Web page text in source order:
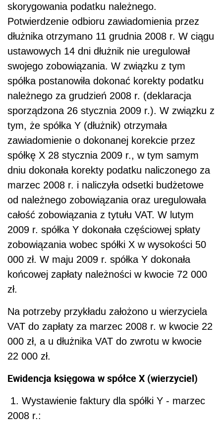
skorygowania podatku należnego.
Potwierdzenie odbioru zawiadomienia przez
dłużnika otrzymano 11 grudnia 2008 r. W ciągu
ustawowych 14 dni dłużnik nie uregulował
swojego zobowiązania. W związku z tym
spółka postanowiła dokonać korekty podatku
należnego za grudzień 2008 r. (deklaracja
sporządzona 26 stycznia 2009 r.). W związku z
tym, że spółka Y (dłużnik) otrzymała
zawiadomienie o dokonanej korekcie przez
spółkę X 28 stycznia 2009 r., w tym samym
dniu dokonała korekty podatku naliczonego za
marzec 2008 r. i naliczyła odsetki budżetowe
od należnego zobowiązania oraz uregulowała
całość zobowiązania z tytułu VAT. W lutym
2009 r. spółka Y dokonała częściowej spłaty
zobowiązania wobec spółki X w wysokości 50
000 zł. W maju 2009 r. spółka Y dokonała
końcowej zapłaty należności w kwocie 72 000
zł.
Na potrzeby przykładu założono u wierzyciela
VAT do zapłaty za marzec 2008 r. w kwocie 22
000 zł, a u dłużnika VAT do zwrotu w kwocie
22 000 zł.
Ewidencja księgowa w spółce X (wierzyciel)
1. Wystawienie faktury dla spółki Y - marzec
2008 r.: